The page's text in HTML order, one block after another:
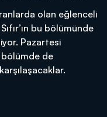
olan eğlenceli
bu bölümünde
Pazartesi
bölümde de